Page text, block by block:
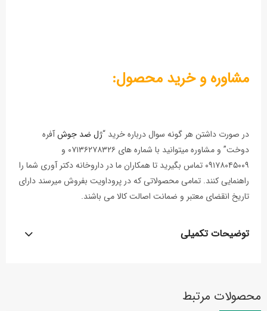
مشاوره و خرید محصول:
در صورت داشتن هر گونه سوال درباره خرید “ژل ضد جوشآفره
دوخت” و مشاوره میتوانید با شماره های ۰۷۱۳۶۲۷۸۳۲۶ و
۰۹۱۷۸۰۴۵۰۰۹ تماس بگیرید تا همکاران ما در داروخانه دکتر آوری شما را
راهنمایی کنند. تمامی محصولاتی که در پروداویت بفروش میرسند دارای
تاریخ انقضای معتبر و ضمانت اصالت کالا می باشند.
توضیحات تکمیلی
محصولات مرتبط